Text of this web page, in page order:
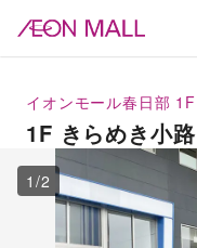
イオンモール春日部 1F
1F きらめき小路
1 /2